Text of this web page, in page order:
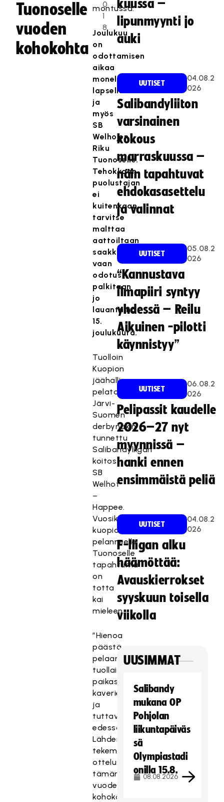
Tuonoselle
vuoden
kohokohta
0
1
8
montussa.
Joulukuu
on
odottamisen
aikaa
monelle
lapselle
ja
myös
SB
Welhojen
Riku
Tuonoselle.
Tehokkaan
puolustajan
ei
kuitenkaan
tarvitse
malttaa
aattoiltaan
saakka,
vaan
odotus
palkitaan
jo
lauantaina
15.
joulukuuta.
Tuolloin
Kuopion
jäähallissa
pelataan
Järvi-
Suomen
derbynäkin
tunnettu
Salibandyliigan
koitos
SB
Welhot
–
Happee.
Vuosikausia
kuopiolaisseurassa
pelanneelle
Tuonoselle
tapahtuma
on
totta
kai
mieleen.
”Hienoa
päästä
pelaamaan
tuollaisessa
paikassa
kaverien
ja
tuttavien
edessä.
Lähdemme
tekemään
ottelusta
tämän
vuoden
kohokohtaa”,
kuussa –
lipunmyynti jo
auki
UUTISET
04.08.2
026
Salibandyliiton
varsinainen
kokous
marraskuussa –
näin tapahtuvat
ehdokasasettelu
ja valinnat
UUTISET
05.08.2
026
“Kannustava
ilmapiiri syntyy
yhdessä – Reilu
Aikuinen -pilotti
käynnistyy”
UUTISET
06.08.2
026
Pelipassit kaudelle
2026–27 nyt
myynnissä –
hanki ennen
ensimmäistä peliä
UUTISET
04.08.2
026
F-liigan alku
häämöttää:
Avauskierrokset
syyskuun toisella
viikolla
UUSIMMAT
Salibandy
mukana OP
Pohjolan
liikuntapäiväs
sä
Olympiastadi
onilla 15.8.
08.08.2026